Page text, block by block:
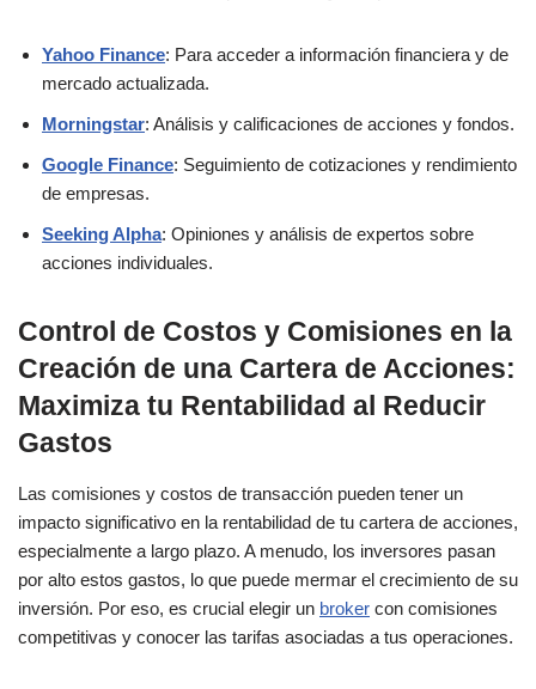
Yahoo Finance: Para acceder a información financiera y de
mercado actualizada.
Morningstar: Análisis y calificaciones de acciones y fondos.
Google Finance: Seguimiento de cotizaciones y rendimiento
de empresas.
Seeking Alpha: Opiniones y análisis de expertos sobre
acciones individuales.
Control de Costos y Comisiones en la
Creación de una Cartera de Acciones:
Maximiza tu Rentabilidad al Reducir
Gastos
Las comisiones y costos de transacción pueden tener un
impacto significativo en la rentabilidad de tu cartera de acciones,
especialmente a largo plazo. A menudo, los inversores pasan
por alto estos gastos, lo que puede mermar el crecimiento de su
inversión. Por eso, es crucial elegir un broker con comisiones
competitivas y conocer las tarifas asociadas a tus operaciones.